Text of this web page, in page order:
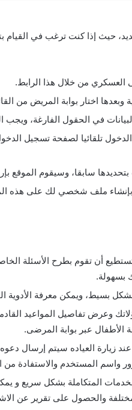
حيث إذا كنت ترغب في القيام
العسكري من خلال هذا الرابط.
اختار بوابة المريض من
في الحقول الفارغة، ويجب
تلقائيا لصفحة تسجيل
سابقا، وسيقوم الموقع
بإنشاء ملف شخصي لك على هذه
أن تقوم بطرح الأسئلة
بسهولة.
بسيط، ويمكن معرفة الأدوية
وعرض تفاصيل المواعيد
الأطفال عبر بوابة المرضى.
زيارة العياده سيتم إرسال
المستخدم والاستفادة من
المتكاملة بشكل سريع و
والحصول على تقرير عن